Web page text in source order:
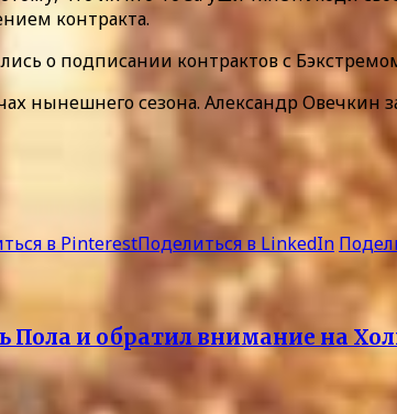
контракта.
о подписании контрактов с
нынешнего сезона. Александр Овечкин
в PinterestПоделиться в LinkedIn
и обратил внимание на